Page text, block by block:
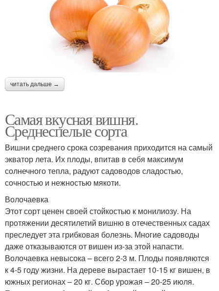
читать дальше →
Самая вкусная вишня.
Среднеспелые сорта
Вишни среднего срока созревания приходится на самый
экватор лета. Их плоды, впитав в себя максимум
солнечного тепла, радуют садоводов сладостью,
сочностью и нежностью мякоти.
Волочаевка
Этот сорт ценен своей стойкостью к монилиозу. На
протяжении десятилетий вишню в отечественных садах
преследует эта грибковая болезнь. Многие садоводы
даже отказываются от вишен из-за этой напасти.
Волочаевка невысока – всего 2-3 м. Плоды появляются
к 4-5 году жизни. На дереве вырастает 10-15 кг вишен, в
южных регионах – 20 кг. Сбор урожая – 20-25 июля.